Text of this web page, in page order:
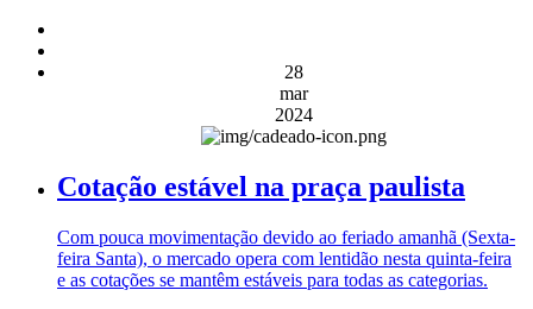
28
mar
2024
Cotação estável na praça paulista
Com pouca movimentação devido ao feriado amanhã (Sexta-
feira Santa), o mercado opera com lentidão nesta quinta-feira
e as cotações se mantêm estáveis para todas as categorias.